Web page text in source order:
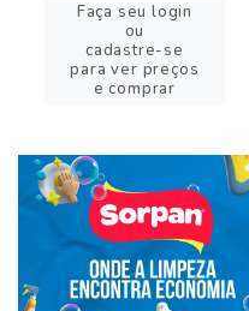
Faça seu login
ou
cadastre-se
para ver preços
e comprar